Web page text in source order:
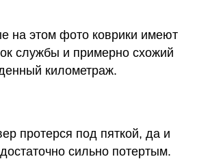
на этом фото коврики имеют
службы и примерно схожий
километраж.
протерся под пяткой, да и
сильно потертым.